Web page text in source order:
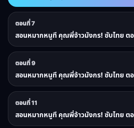
ตอนที่ 7
สอนหมากหนูที คุณพี่จ้าวมังกร! ซับไทย ต
ตอนที่ 9
สอนหมากหนูที คุณพี่จ้าวมังกร! ซับไทย ต
ตอนที่ 11
สอนหมากหนูที คุณพี่จ้าวมังกร! ซับไทย ต